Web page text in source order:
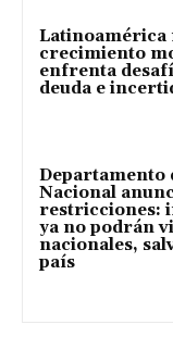
Latinoamérica
crecimiento
enfrenta
deuda e
Departamento
Nacional
restricciones:
ya no podrán
nacionales,
país